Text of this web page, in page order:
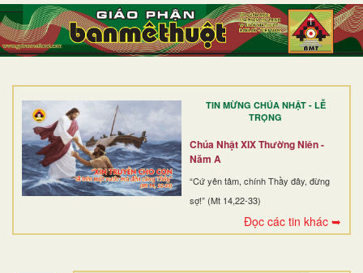
TIN MỪNG CHÚA NHẬT - LỄ
TRỌNG
Chúa Nhật XIX Thường Niên -
Năm A
“Cứ yên tâm, chính Thầy đây, đừng
sợ!” (Mt 14,22-33)
Đọc các tin khác ➥
TRANG NHẤT
GIỚI THIỆU
DÒNG TU
BAN MỤC VỤ
ĐOÀN THỂ CG
ĐIỂM HÀNH HƯƠNG